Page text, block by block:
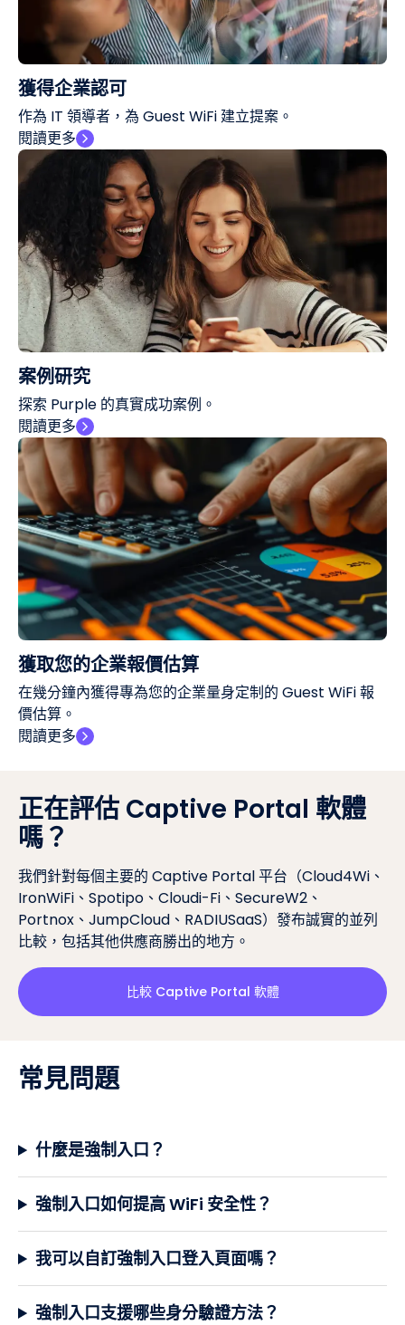
獲得企業認可
作為 IT 領導者，為 Guest WiFi 建立提案。
閱讀更多
案例研究
探索 Purple 的真實成功案例。
閱讀更多
獲取您的企業報價估算
在幾分鐘內獲得專為您的企業量身定制的 Guest WiFi 報
價估算。
閱讀更多
正在評估 Captive Portal 軟體
嗎？
我們針對每個主要的 Captive Portal 平台（Cloud4Wi、
IronWiFi、Spotipo、Cloudi-Fi、SecureW2、
Portnox、JumpCloud、RADIUSaaS）發布誠實的並列
比較，包括其他供應商勝出的地方。
比較 Captive Portal 軟體
常見問題
什麼是強制入口？
強制入口如何提高 WiFi 安全性？
我可以自訂強制入口登入頁面嗎？
強制入口支援哪些身分驗證方法？